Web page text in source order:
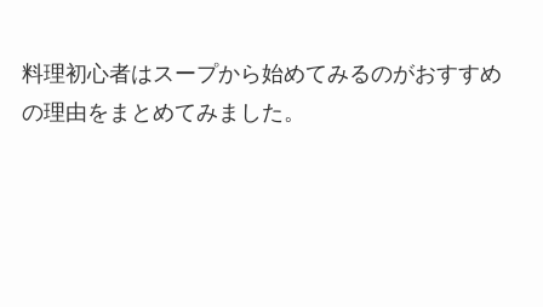
料理初心者はスープから始めてみるのがおすすめ
の理由をまとめてみました。